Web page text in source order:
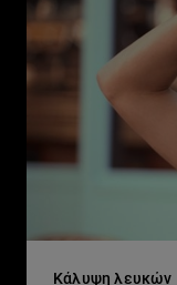
Κάλυψη λευκών